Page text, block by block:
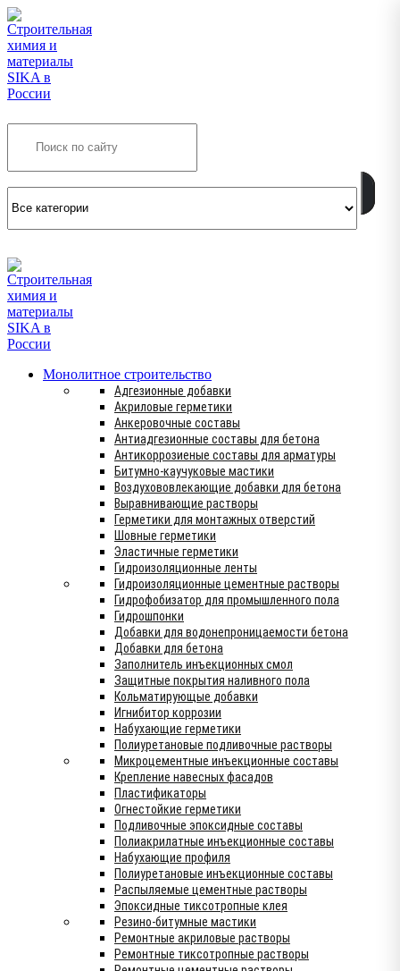
Монолитное строительство
Адгезионные добавки
Акриловые герметики
Анкеровочные составы
Антиадгезионные составы для бетона
Антикоррозиеные составы для арматуры
Битумно-каучуковые мастики
Воздухововлекающие добавки для бетона
Выравнивающие растворы
Герметики для монтажных отверстий
Шовные герметики
Эластичные герметики
Гидроизоляционные ленты
Гидроизоляционные цементные растворы
Гидрофобизатор для промышленного пола
Гидрошпонки
Добавки для водонепроницаемости бетона
Добавки для бетона
Заполнитель инъекционных смол
Защитные покрытия наливного пола
Кольматирующые добавки
Игнибитор коррозии
Набухающие герметики
Полиуретановые подливочные растворы
Микроцементные инъекционные составы
Крепление навесных фасадов
Пластификаторы
Огнестойкие герметики
Подливочные эпоксидные составы
Полиакрилатные инъекционные составы
Набухающие профиля
Полиуретановые инъекционные составы
Распыляемые цементные растворы
Эпоксидные тиксотропные клея
Резино-битумные мастики
Ремонтные акриловые растворы
Ремонтные тиксотропные растворы